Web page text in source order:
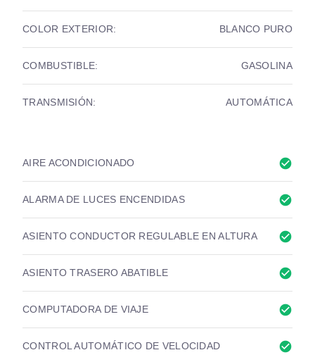
COLOR EXTERIOR: BLANCO PURO
COMBUSTIBLE: GASOLINA
TRANSMISIÓN: AUTOMÁTICA
AIRE ACONDICIONADO check_circle
ALARMA DE LUCES ENCENDIDAS check_circle
ASIENTO CONDUCTOR REGULABLE EN ALTURA check_circle
ASIENTO TRASERO ABATIBLE check_circle
COMPUTADORA DE VIAJE check_circle
CONTROL AUTOMÁTICO DE VELOCIDAD check_circle